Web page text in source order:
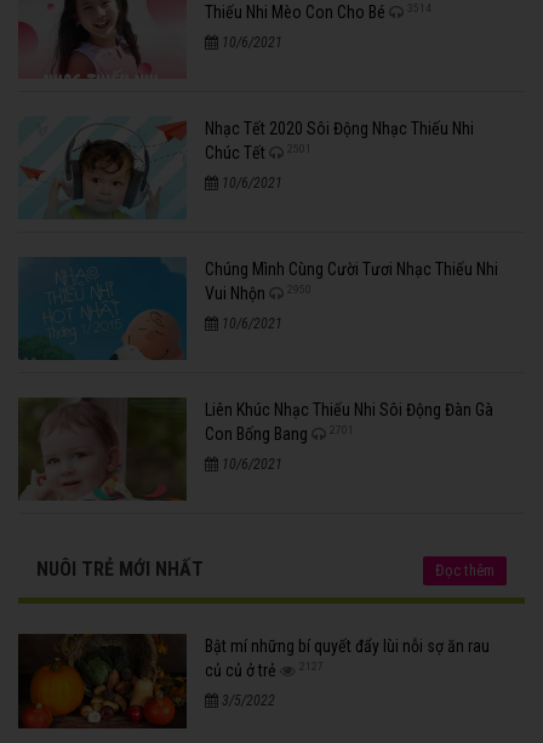
Thiếu Nhi Mèo Con Cho Bé
3514
10/6/2021
Nhạc Tết 2020 Sôi Động Nhạc Thiếu Nhi
Chúc Tết
10/6/2021
Chúng Mình Cùng Cười Tươi Nhạc Thiếu Nhi
Vui Nhộn
2950
10/6/2021
Liên Khúc Nhạc Thiếu Nhi Sôi Động Đàn Gà
Con Bống Bang
2701
10/6/2021
NUÔI TRẺ MỚI NHẤT Đọc thêm
Bật mí những bí quyết đẩy lùi nỗi sợ ăn rau
củ củ ở trẻ
2127
3/5/2022